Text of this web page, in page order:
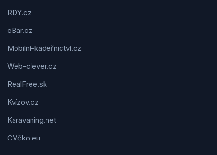
RDY.cz
eBar.cz
Mobilní-kadeřnictví.cz
Web-clever.cz
RealFree.sk
Kvízov.cz
Karavaning.net
CVčko.eu